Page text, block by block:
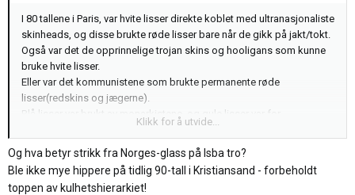
I 80 tallene i Paris, var hvite lisser direkte koblet med ultranasjonaliste
skinheads, og disse brukte røde lisser bare når de gikk på jakt/tokt.
Også var det de opprinnelige trojan skins og hooligans som kunne
bruke hvite lisser.
Eller var det kommunistene som brukte permanente røde
lisser(redskins og jægerne).
Blå lisser var brukt av monarkistene, og gule lisser var for
Jeg kan tenke meg at de har vært å skifte med tidene og
kontinentene.
Klikk for å utvide...
Og hva betyr strikk fra Norges-glass på Isba tro?
Ble ikke mye hippere på tidlig 90-tall i Kristiansand - forbeholdt
toppen av kulhetshierarkiet!